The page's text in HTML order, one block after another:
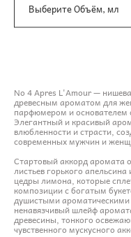
Выберите Объём, мл
No 4 Apres L'Amour —
древесным ароматом для
парфюмером и основателем
Элегантный и красивый
влюбленности и страсти,
современных мужчин и
Стартовый аккорд аромата
листьев горького
цедры лимона, которые
композиции с богатым
душистыми
ненавязчивый шлейф
древесины, тонкого
чувственного мускусного